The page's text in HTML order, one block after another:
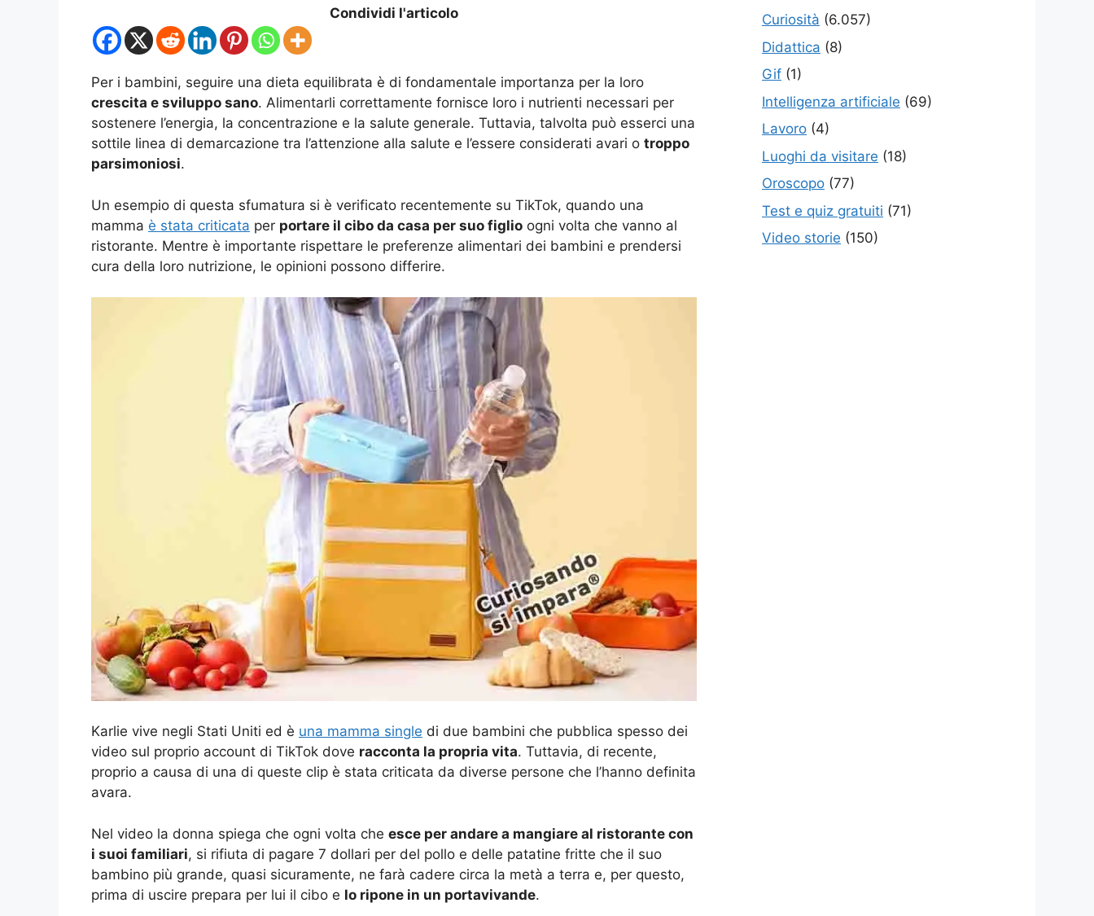
Condividi l'articolo
Per i bambini, seguire una dieta equilibrata è di fondamentale importanza per la loro
crescita e sviluppo sano. Alimentarli correttamente fornisce loro i nutrienti necessari per
sostenere l’energia, la concentrazione e la salute generale. Tuttavia, talvolta può esserci una
sottile linea di demarcazione tra l’attenzione alla salute e l’essere considerati avari o troppo
parsimoniosi.
Un esempio di questa sfumatura si è verificato recentemente su TikTok, quando una
mamma è stata criticata per portare il cibo da casa per suo figlio ogni volta che vanno al
ristorante. Mentre è importante rispettare le preferenze alimentari dei bambini e prendersi
cura della loro nutrizione, le opinioni possono differire.
Karlie vive negli Stati Uniti ed è una mamma single di due bambini che pubblica spesso dei
video sul proprio account di TikTok dove racconta la propria vita. Tuttavia, di recente,
proprio a causa di una di queste clip è stata criticata da diverse persone che l’hanno definita
avara.
Nel video la donna spiega che ogni volta che esce per andare a mangiare al ristorante con
i suoi familiari, si rifiuta di pagare 7 dollari per del pollo e delle patatine fritte che il suo
bambino più grande, quasi sicuramente, ne farà cadere circa la metà a terra e, per questo,
prima di uscire prepara per lui il cibo e lo ripone in un portavivande.
Curiosità (6.057)
Didattica (8)
Gif (1)
Intelligenza artificiale (69)
Lavoro (4)
Luoghi da visitare (18)
Oroscopo (77)
Test e quiz gratuiti (71)
Video storie (150)